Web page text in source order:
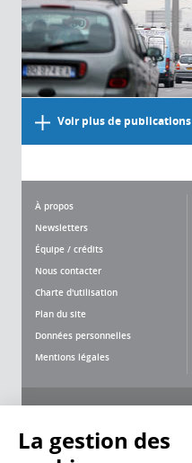
Voir plus de publications
À propos
Newsletters
Équipe / crédits
Nous contacter
Charte d'utilisation
Plan du site
Données personnelles
Mentions légales
La gestion des